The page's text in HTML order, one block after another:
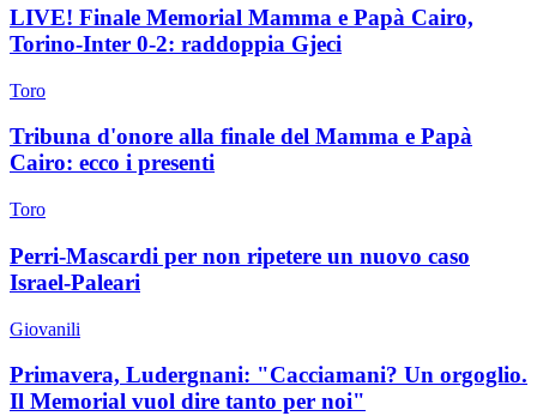
LIVE! Finale Memorial Mamma e Papà Cairo,
Torino-Inter 0-2: raddoppia Gjeci
Toro
Tribuna d'onore alla finale del Mamma e Papà
Cairo: ecco i presenti
Toro
Perri-Mascardi per non ripetere un nuovo caso
Israel-Paleari
Giovanili
Primavera, Ludergnani: "Cacciamani? Un orgoglio.
Il Memorial vuol dire tanto per noi"